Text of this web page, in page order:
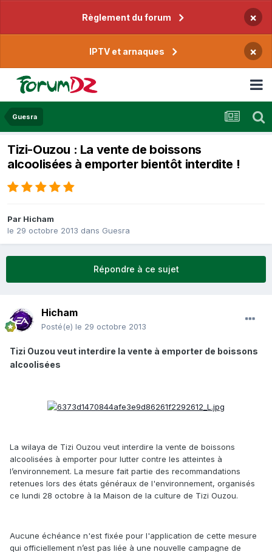
Règlement du forum ×
IPTV et arnaques ×
Guesra
Tizi-Ouzou : La vente de boissons
alcoolisées à emporter bientôt interdite !
Par Hicham
le 29 octobre 2013 dans Guesra
Répondre à ce sujet
Hicham
Posté(e) le 29 octobre 2013
Tizi Ouzou veut interdire la vente à emporter de boissons
alcoolisées
La wilaya de Tizi Ouzou veut interdire la vente de boissons
alcoolisées à emporter pour lutter contre les atteintes à
l’environnement. La mesure fait partie des recommandations
retenues lors des états généraux de l'environnement, organisés
ce lundi 28 octobre à la Maison de la culture de Tizi Ouzou.
Aucune échéance n'est fixée pour l'application de cette mesure
qui officiellement n’est pas liée à une nouvelle campagne de